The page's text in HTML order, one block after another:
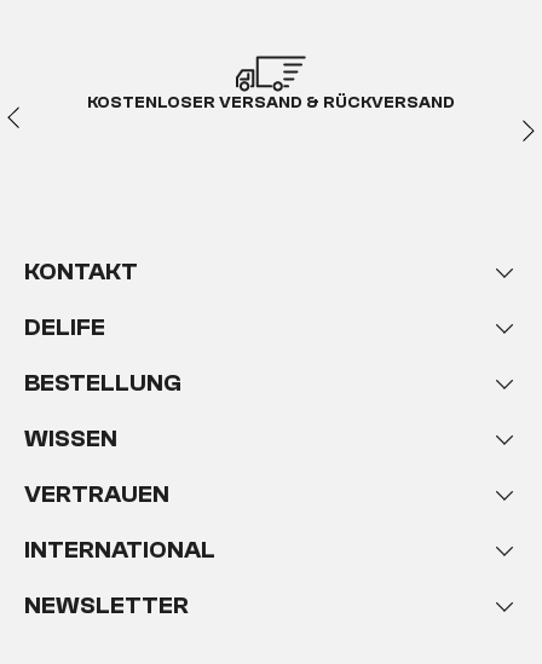
KOSTENLOSER VERSAND & RÜCKVERSAND
KONTAKT
DELIFE
BESTELLUNG
WISSEN
VERTRAUEN
INTERNATIONAL
NEWSLETTER